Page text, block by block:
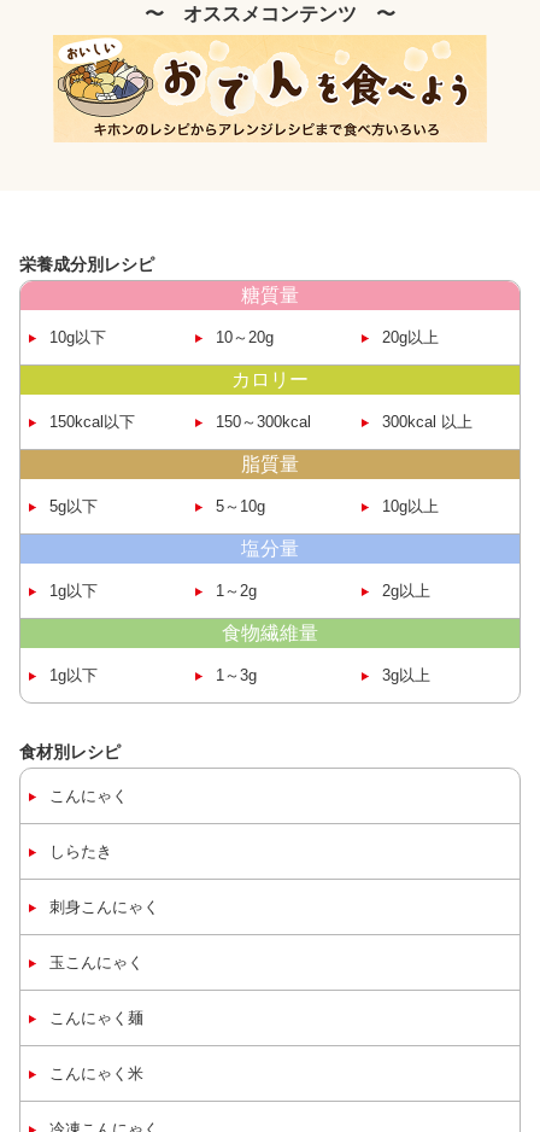
〜 オススメコンテンツ 〜
栄養成分別レシピ
糖質量
10g以下 10～20g 20g以上
カロリー
150kcal 以下 150～ 300kcal 300kcal 以上
脂質量
5g以下 5～10g 10g以上
塩分量
1g以下 1～2g 2g以上
食物繊維量
1g以下 1～3g 3g以上
食材別レシピ
こんにゃく
しらたき
刺身こんにゃく
玉こんにゃく
こんにゃく麺
こんにゃく米